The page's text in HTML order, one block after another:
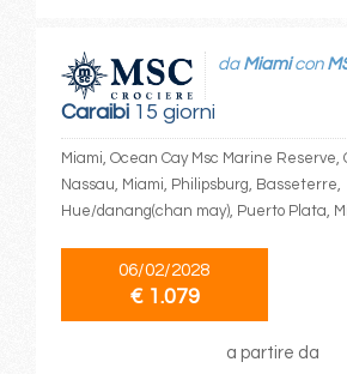
Caraibi15 giorni
da Miamicon
Miami, Ocean Cay Msc Marine Reserve,
Nassau, Miami, Philipsburg, Basseterre,
Hue/danang(chan may), Puerto Plata,
06/02/2028
€ 1.079
a partire da